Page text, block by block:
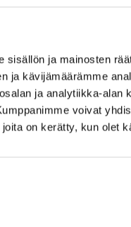
sisällön ja mainosten
ja kävijämäärämme
ja analytiikka-alan
voivat
on kerätty, kun olet